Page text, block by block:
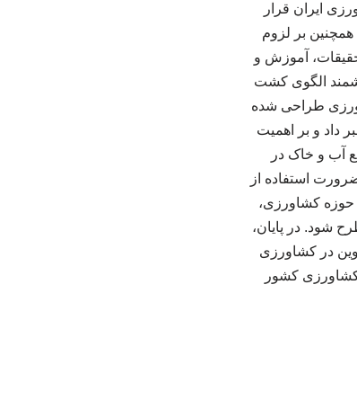
ایران قرار
بر لزوم
آموزش و
اعلام کرد: "سامانه هوشمند الگوی کشت
طراحی شده
در ۱۰ میلیون هکتار زمین خبر داد و بر اهمیت
آب و خاک در
استفاده از
حوزه کشاورزی،
شود. در پایان،
در کشاورزی
کشاورزی کشور